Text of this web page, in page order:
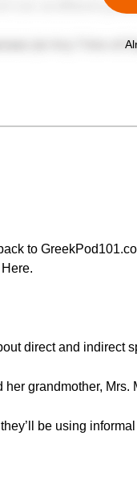
to
direct and indirect
grandmother, Mrs.
be using